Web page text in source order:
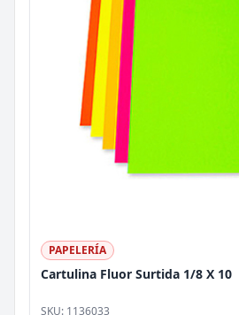
PAPELERÍA
Cartulina Fluor Surtida 1/8 X 10
SKU: 1136033